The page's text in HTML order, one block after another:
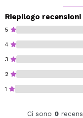
Riepilogo recensioni
5
4
3
2
1
Ci sono 0